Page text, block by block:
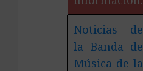
Noticias de
la Banda de
Música de la